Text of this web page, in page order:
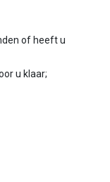
of heeft u
u klaar;